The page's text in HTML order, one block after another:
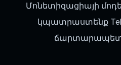
Մոնետիզացիայի
կպատրաստենք